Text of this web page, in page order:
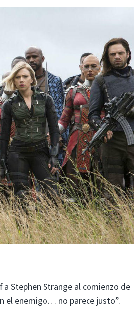
a Stephen Strange al comienzo de
el enemigo… no parece justo”.